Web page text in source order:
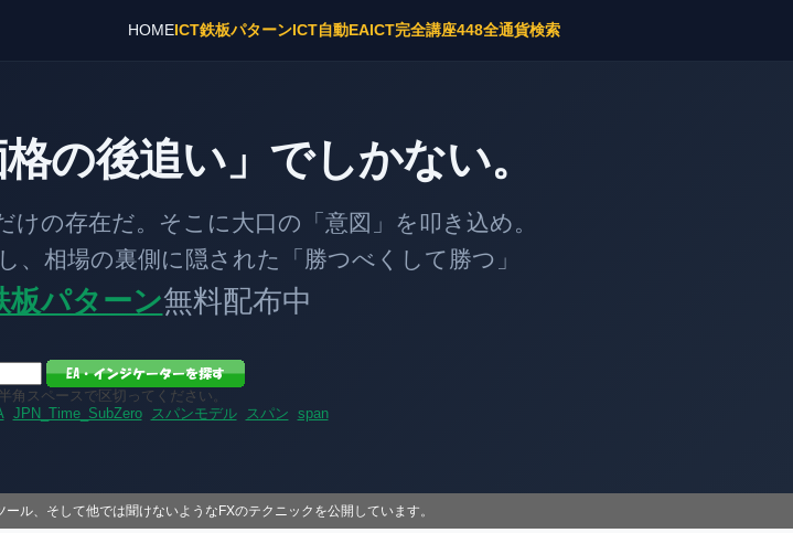
HOMEICT鉄板パターンICT自動EAICT完全講座448全通貨検索
の後追い」でしかない。
だ。そこに大口の「意図」を叩き込め。
の裏側に隠された「勝つべくして勝つ」
板パターン無料配布中
角スペースで区切ってください。
JPN_Time_SubZero スパンモデル スパン span
ル、そして他では聞けないようなFXのテクニックを公開しています。